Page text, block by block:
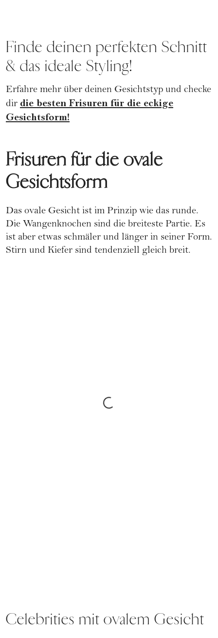
Finde deinen perfekten Schnitt
& das ideale Styling!
Erfahre mehr über deinen Gesichtstyp und checke
dir die besten Frisuren für die eckige
Gesichtsform!
Frisuren für die ovale
Gesichtsform
Das ovale Gesicht ist im Prinzip wie das runde.
Die Wangenknochen sind die breiteste Partie. Es
ist aber etwas schmäler und länger in seiner Form.
Stirn und Kiefer sind tendenziell gleich breit.
Celebrities mit ovalem Gesicht